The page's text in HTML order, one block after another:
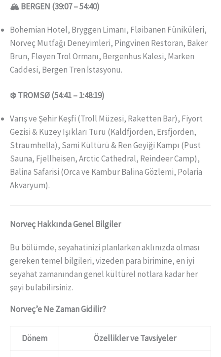
🏔️ BERGEN (39:07 – 54:40)
Bohemian Hotel, Bryggen Limanı, Fløibanen Füniküleri,
Norveç Mutfağı Deneyimleri, Pingvinen Restoran, Baker
Brun, Fløyen Trol Ormanı, Bergenhus Kalesi, Marken
Caddesi, Bergen Tren İstasyonu.
❄️ TROMSØ (54:41 – 1:48:19)
Varış ve Şehir Keşfi (Troll Müzesi, Raketten Bar), Fiyort
Gezisi & Kuzey Işıkları Turu (Kaldfjorden, Ersfjorden,
Straumhella), Sami Kültürü & Ren Geyiği Kampı (Pust
Sauna, Fjellheisen, Arctic Cathedral, Reindeer Camp),
Balina Safarisi (Orca ve Kambur Balina Gözlemi, Polaria
Akvaryum).
Norveç Hakkında Genel Bilgiler
Bu bölümde, seyahatinizi planlarken aklınızda olması
gereken temel bilgileri, vizeden para birimine, en iyi
seyahat zamanından genel kültürel notlara kadar her
şeyi bulabilirsiniz.
Norveç’e Ne Zaman Gidilir?
Dönem Özellikler ve Tavsiyeler